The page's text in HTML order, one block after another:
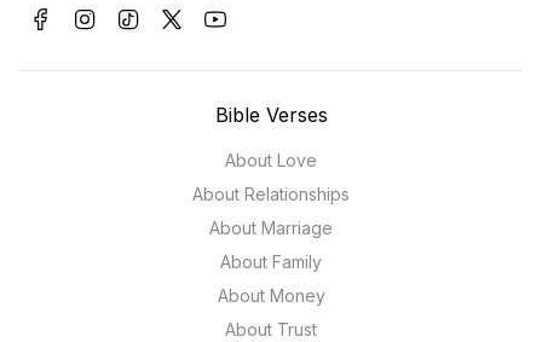
Bible Verses
About Love
About Relationships
About Marriage
About Family
About Money
About Trust